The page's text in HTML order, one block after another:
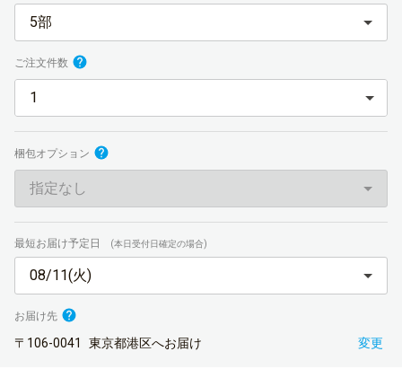
5部
ご注文件数
梱包オプション
指定なし
最短お届け予定日 (本日受付日確定の場合)
08/11(火)
お届け先
〒106-0041 東京都港区へお届け 変更